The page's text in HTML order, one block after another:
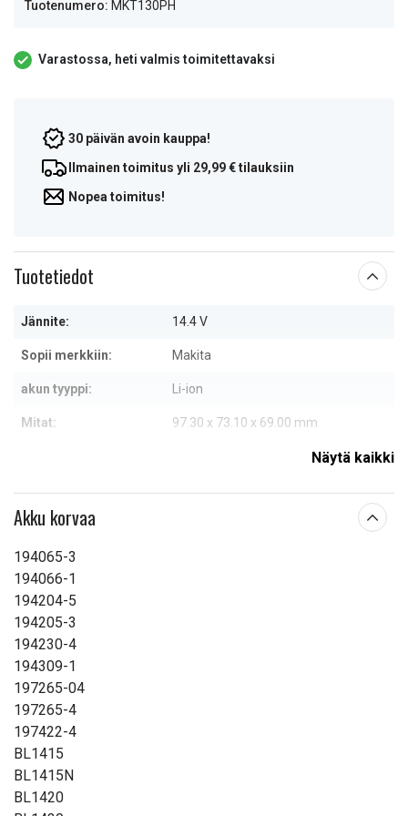
Tuotenumero: MKT130PH
Varastossa, heti valmis toimitettavaksi
30 päivän avoin kauppa!
Ilmainen toimitus yli 29,99 € tilauksiin
Nopea toimitus!
Tuotetiedot
Jännite: 14.4 V
Sopii merkkiin: Makita
akun tyyppi: Li-ion
Mitat: 97.30 x 73.10 x 69.00 mm
Näytä kaikki
Akku korvaa
194065-3
194066-1
194204-5
194205-3
194230-4
194309-1
197265-04
197265-4
197422-4
BL1415
BL1415N
BL1420